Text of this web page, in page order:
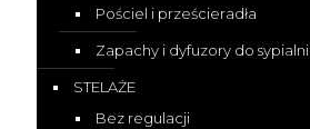
Pościel i prześcieradła
Zapachy i dyfuzory do sypialni
STELAŻE
Bez regulacji